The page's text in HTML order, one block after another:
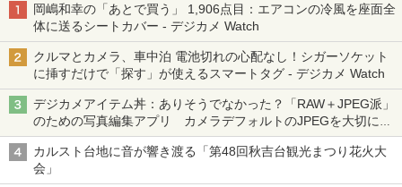
岡嶋和幸の「あとで買う」 1,906点目：エアコンの冷風を座面全
体に送るシートカバー - デジカメ Watch
クルマとカメラ、車中泊 電池切れの心配なし！シガーソケット
に挿すだけで「探す」が使えるスマートタグ - デジカメ Watch
デジカメアイテム丼：ありそうでなかった？「RAW＋JPEG派」
のための写真編集アプリ カメラデフォルトのJPEGを大切にす
る「Filmator」
カルスト台地に音が響き渡る「第48回秋吉台観光まつり花火大
会」